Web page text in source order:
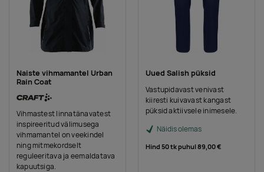
Naiste vihmamantel Urban
Rain Coat
Vihmastest linnatänavatest
inspireeritud välimusega
vihmamantel on veekindel
ning mitmekordselt
reguleeritava ja eemaldatava
kapuutsiga.
Uued Salish püksid
Vastupidavast venivast
kiiresti kuivavast kangast
püksid aktiivsele inimesele.
Näidis olemas
Hind 50 tk puhul89,00 €